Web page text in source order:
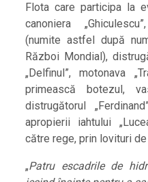
Flota care participa la
canoniera
(numite astfel după
Război Mondial),
„Delfinul”, motonava
primească botezul,
distrugătorul
apropierii iahtului
către rege, prin lovituri de
„Patru escadrile de